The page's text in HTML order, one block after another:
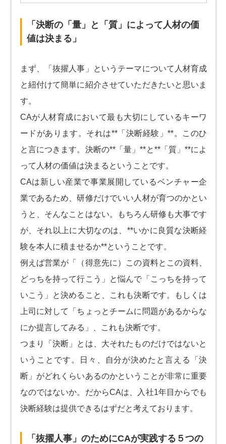
「決断の「量」と「質」によって人材の価
値は決まる」
まず、「抜擢人事」というテーマについて人材育成
と紐付けて簡単に紹介させていただきたいと思いま
す。
CAが人材育成において最も大切にしているキーワ
ードがあります。それは**「決断経験」**。このひ
と言につきます。決断の**「量」**と**「質」**によ
って人材の価値は決まるということです。
CAは新しい産業で事業展開しているベンチャー企
業であるため、研修だけでいい人材が育つのかとい
うと、そんなことはない。もちろん研修も大事です
が、それ以上に大切なのは、**いかに良質な決断経
験を本人に積ませるか**ということです。
例えば営業が「（得意先に）この資料とこの資料、
どっちを持って行こう」と悩んで「こっちを持って
いこう」と決めること、これも決断です。もしくは
上司に対して「ちょっとチームに問題があるからな
にか提言してみる」、これも決断です。
つまり「決断」とは、大それたものだけではないと
いうことです。日々、自分が決めたと言える「決
断」がどれくらいあるのかということが非常に重要
なのではないか。だからCAは、入社1年目からでも
決断経験は提供できるはずだと考えております。
「抜擢人事」のためにCAが実践する５つの